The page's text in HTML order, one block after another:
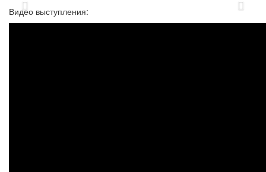
Назад
Видео выступления: